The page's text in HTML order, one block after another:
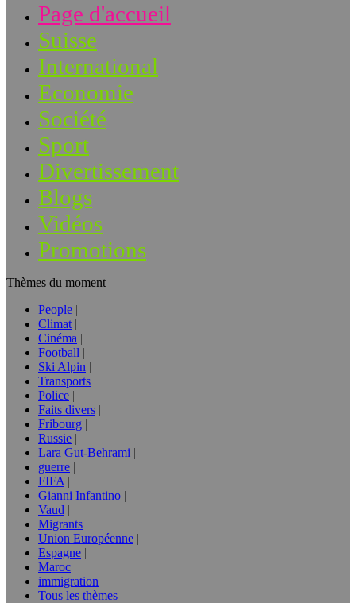
Page d'accueil
Suisse
International
Economie
Société
Sport
Divertissement
Blogs
Vidéos
Promotions
Thèmes du moment
People
Climat
Cinéma
Football
Ski Alpin
Transports
Police
Faits divers
Fribourg
Russie
Lara Gut-Behrami
guerre
FIFA
Gianni Infantino
Vaud
Migrants
Union Européenne
Espagne
Maroc
immigration
Tous les thèmes